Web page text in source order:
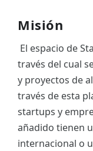
ES
CAT
Misión
El espacio de
través del cual
y proyectos de
través de esta
startups y
añadido tienen
internacional o